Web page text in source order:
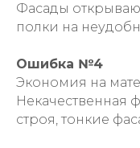
Фасады
полки на
Ошибка №4
Экономия на
Некачественная
строя, тонкие